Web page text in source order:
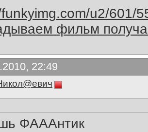
u2/601/
фильм
22:49
ФAAAнтик